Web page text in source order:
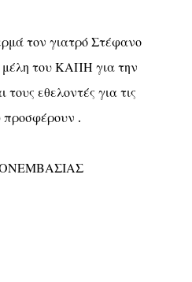
τον γιατρό Στέφανο
του ΚΑΠΗ για την
εθελοντές για τις
προσφέρουν .